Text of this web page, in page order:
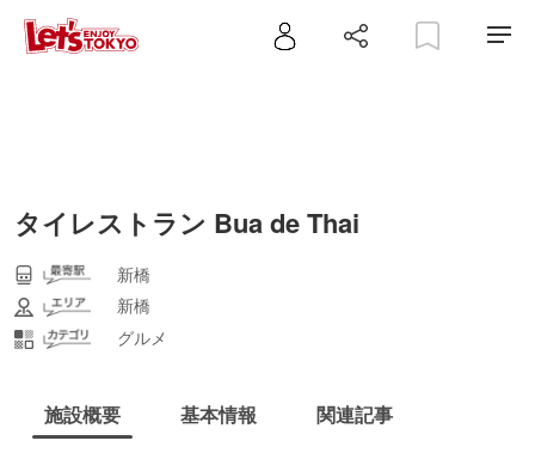
タイレストラン Bua de Thai
新橋
新橋
グルメ
施設概要 基本情報 関連記事